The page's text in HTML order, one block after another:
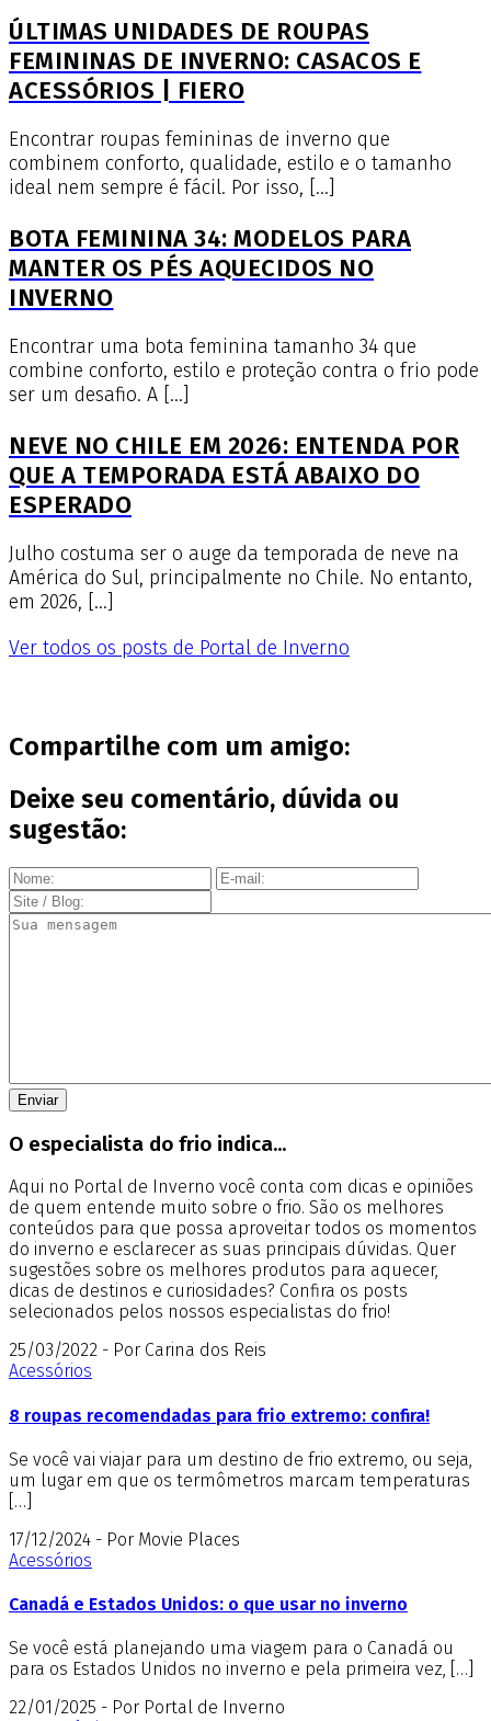
ÚLTIMAS UNIDADES DE ROUPAS
FEMININAS DE INVERNO: CASACOS E
ACESSÓRIOS | FIERO
Encontrar roupas femininas de inverno que
combinem conforto, qualidade, estilo e o tamanho
ideal nem sempre é fácil. Por isso, […]
BOTA FEMININA 34: MODELOS PARA
MANTER OS PÉS AQUECIDOS NO
INVERNO
Encontrar uma bota feminina tamanho 34 que
combine conforto, estilo e proteção contra o frio pode
ser um desafio. A […]
NEVE NO CHILE EM 2026: ENTENDA POR
QUE A TEMPORADA ESTÁ ABAIXO DO
ESPERADO
Julho costuma ser o auge da temporada de neve na
América do Sul, principalmente no Chile. No entanto,
em 2026, […]
Ver todos os posts de Portal de Inverno
Compartilhe com um amigo:
Deixe seu comentário, dúvida ou
sugestão:
O especialista do frio indica...
Aqui no Portal de Inverno você conta com dicas e opiniões
de quem entende muito sobre o frio. São os melhores
conteúdos para que possa aproveitar todos os momentos
do inverno e esclarecer as suas principais dúvidas. Quer
sugestões sobre os melhores produtos para aquecer,
dicas de destinos e curiosidades? Confira os posts
selecionados pelos nossos especialistas do frio!
25/03/2022 - Por Carina dos Reis
Acessórios
8 roupas recomendadas para frio extremo: confira!
Se você vai viajar para um destino de frio extremo, ou seja,
um lugar em que os termômetros marcam temperaturas
[…]
17/12/2024 - Por Movie Places
Acessórios
Canadá e Estados Unidos: o que usar no inverno
Se você está planejando uma viagem para o Canadá ou
para os Estados Unidos no inverno e pela primeira vez, […]
22/01/2025 - Por Portal de Inverno